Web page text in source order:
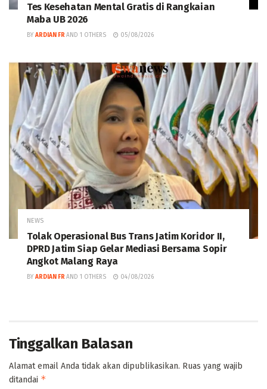
Tes Kesehatan Mental Gratis di Rangkaian
Maba UB 2026
BY ARDIAN FR AND 1 OTHERS 05/08/2026
NEWS
Tolak Operasional Bus Trans Jatim Koridor II,
DPRD Jatim Siap Gelar Mediasi Bersama Sopir
Angkot Malang Raya
BY ARDIAN FR AND 1 OTHERS 04/08/2026
Tinggalkan Balasan
Alamat email Anda tidak akan dipublikasikan. Ruas yang wajib
ditandai *